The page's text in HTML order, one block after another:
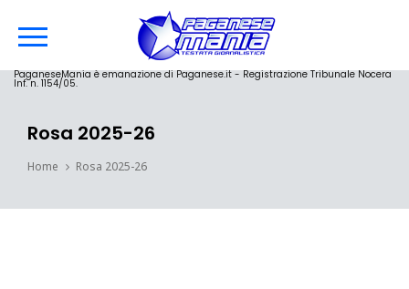
PaganeseMania è emanazione di Paganese.it - Registrazione Tribunale Nocera
Inf. n. 1154/05.
Rosa 2025-26
Home Rosa 2025-26